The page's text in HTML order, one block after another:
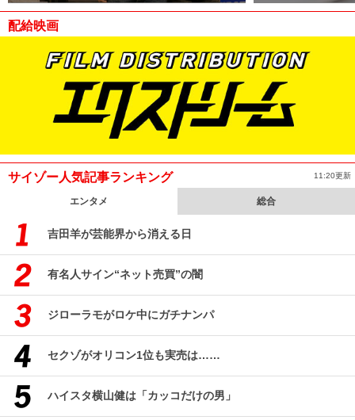
配給映画
サイゾー人気記事ランキング 11:20更新
エンタメ 総合
吉田羊が芸能界から消える日
有名人サイン“ネット売買”の闇
ジローラモがロケ中にガチナンパ
セクゾがオリコン1位も実売は……
ハイスタ横山健は「カッコだけの男」